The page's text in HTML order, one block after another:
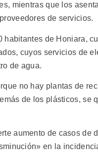
mientras que los
de servicios.
de Honiara,
cuyos servicios de
de agua.
no hay plantas de
de los plásticos, se
aumento de casos de
en la